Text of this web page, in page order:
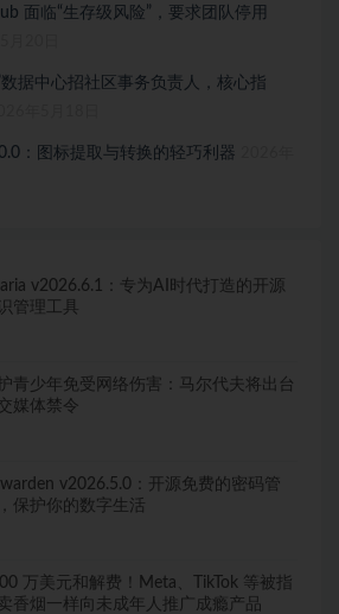
面临“生存级风险”，要求团队停用
据中心招社区事务负责人，核心指
：图标提取与转换的轻巧利器
v2026.6.1：专为AI时代打造的开源
管理工具
青少年免受网络伤害：马尔代夫将出台
媒体禁令
v2026.5.0：开源免费的密码管
保护你的数字生活
万美元和解费！Meta、TikTok 等被指
香烟一样向未成年人推广成瘾产品